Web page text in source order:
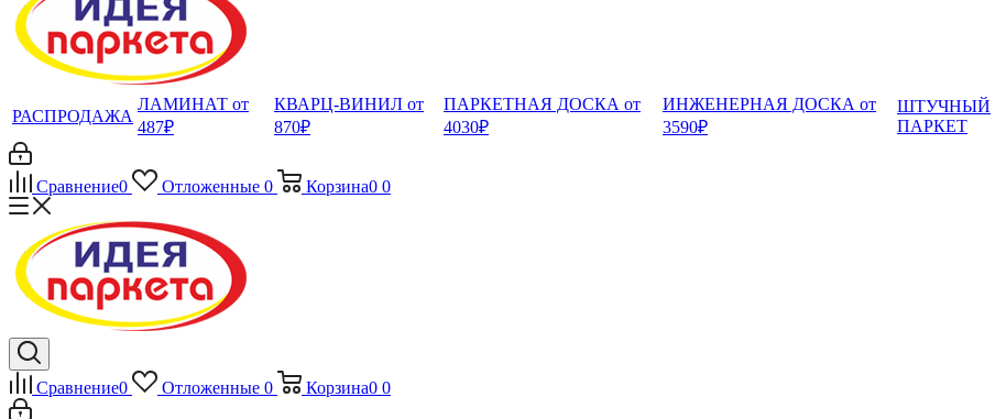
РАСПРОДАЖА
ЛАМИНАТ от
487₽
КВАРЦ-ВИНИЛ от
870₽
ПАРКЕТНАЯ ДОСКА от
4030₽
ИНЖЕНЕРНАЯ ДОСКА от
3590₽
ШТУЧНЫЙ
ПАРКЕТ
Сравнение0 Отложенные 0 Корзина0 0
Сравнение0 Отложенные 0 Корзина0 0